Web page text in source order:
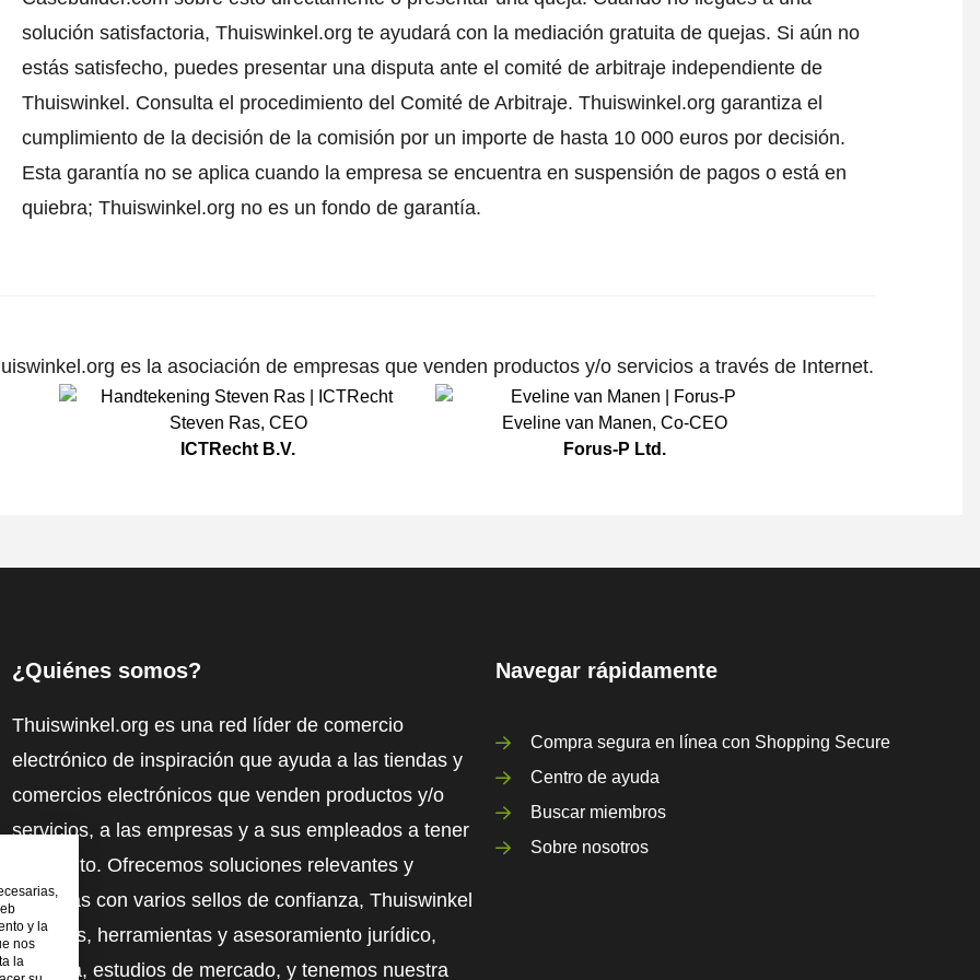
solución satisfactoria, Thuiswinkel.org te ayudará con la mediación gratuita de quejas. Si aún no
estás satisfecho, puedes presentar una disputa ante el comité de arbitraje independiente de
Thuiswinkel. Consulta el procedimiento del Comité de Arbitraje. Thuiswinkel.org garantiza el
cumplimiento de la decisión de la comisión por un importe de hasta 10 000 euros por decisión.
Esta garantía no se aplica cuando la empresa se encuentra en suspensión de pagos o está en
quiebra; Thuiswinkel.org no es un fondo de garantía.
es la asociación de empresas que venden productos y/o servicios a través de Internet.
Steven Ras, CEO
ICTRecht B.V.
Eveline van Manen, Co-CEO
Forus-P Ltd.
¿Quiénes somos?
Thuiswinkel.org es una red líder de comercio
electrónico de inspiración que ayuda a las tiendas y
comercios electrónicos que venden productos y/o
servicios, a las empresas y a sus empleados a tener
más éxito. Ofrecemos soluciones relevantes y
prácticas con varios sellos de confianza, Thuiswinkel
Reviews, herramientas y asesoramiento jurídico,
defensa, estudios de mercado, y tenemos nuestra
Navegar rápidamente
Compra segura en línea con Shopping Secure
Centro de ayuda
Buscar miembros
Sobre nosotros
y la
nos
la